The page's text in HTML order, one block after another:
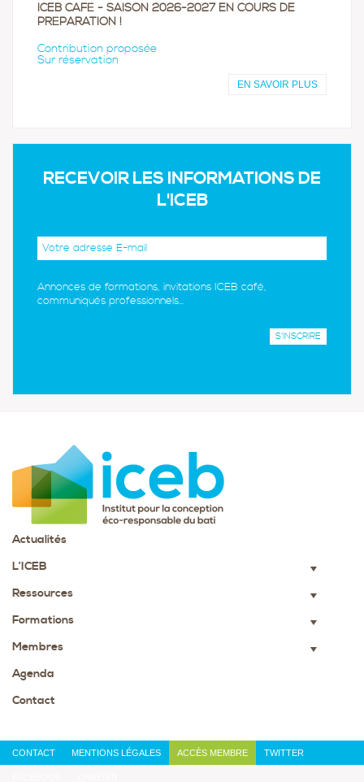
ICEB CAFÉ - SAISON 2026-2027 EN COURS DE
PRÉPARATION !
Contribution proposée
Sur réservation
EN SAVOIR PLUS
RECEVOIR LES INFORMATIONS DE
L'ICEB
Annonces de formations, invitations ICEB café,
communiqués professionnels...
Actualités
L’ICEB
▼
Ressources ▼
Formations ▼
Membres ▼
Agenda
Contact
CONTACT MENTIONS LÉGALES ACCÈS MEMBRE TWITTER